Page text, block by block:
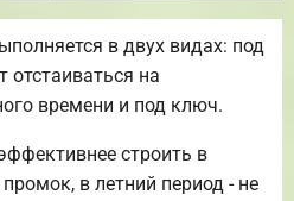
в двух видах: под
отстаиваться на
времени и под ключ.
строить в
в летний период - не